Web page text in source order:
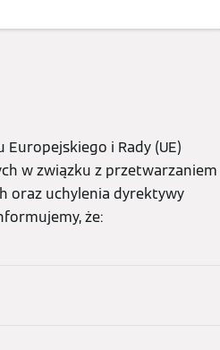
i Rady (UE)
w związku z przetwarzaniem
oraz uchylenia dyrektywy
że: